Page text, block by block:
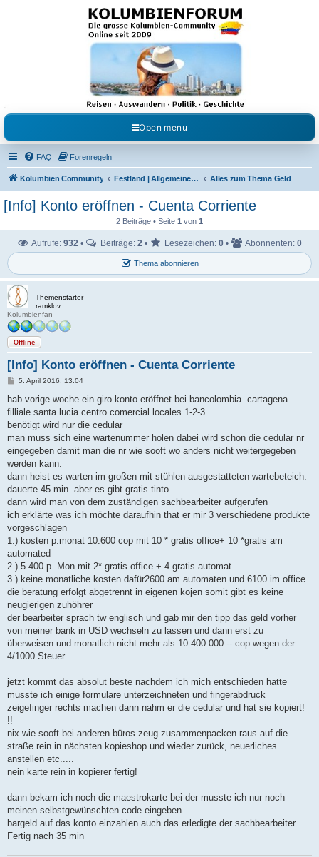
Kolumbienforum - Das
grosse Forum der
Freunde Kolumbiens
Reisen, Auswandern, Kultur, Politik, Geschichte und Visum in Kolumbien und Venezuela.
Austausch, Erfahrungen und Gemeinschaft im Kolumbienforum
Open menu
FAQ Forenregeln
Kolumbien Community Festland | Allgemeine Fragen Alles zum Thema Geld
[Info] Konto eröffnen - Cuenta Corriente
2 Beiträge • Seite 1 von 1
Thema abonnieren
Aufrufe: 932 • Beiträge: 2 • Lesezeichen: 0 • Abonnenten: 0
Themenstarter
ramklov
Kolumbienfan
Offline
[Info] Konto eröffnen - Cuenta Corriente
B
i
r
a
5. April 2016, 13:04
hab vorige woche ein giro konto eröffnet bei bancolombia. cartagena
filliale santa lucia centro comercial locales 1-2-3
benötigt wird nur die cedular
man muss sich eine wartenummer holen dabei wird schon die cedular nr
eingegeben damit man die nr wie sooft wo anders nicht weitergegeben
werden kann.
dann heist es warten im großen mit stühlen ausgestatteten wartebeteich.
dauerte 45 min. aber es gibt gratis tinto
dann wird man von dem zuständigen sachbearbeiter aufgerufen
ich erklärte was ich möchte daraufhin that er mir 3 verschiedene produkte
vorgeschlagen
1.) kosten p.monat 10.600 cop mit 10 * gratis office+ 10 *gratis am
automated
2.) 5.400 p. Mon.mit 2* gratis office + 4 gratis automat
3.) keine monatliche kosten dafür2600 am automaten und 6100 im office
die beratung erfolgt abgetrennt in eigenen kojen somit gibt es keine
neugierigen zuhöhrer
der bearbeiter sprach tw englisch und gab mir den tipp das geld vorher
von meiner bank in USD wechseln zu lassen und dann erst zu
überweisen und monatlich nicht mehr als 10.400.000.-- cop wegen der
4/1000 Steuer
jetzt kommt das absolut beste nachdem ich mich entschieden hatte
musste ich einige formulare unterzeichneten und fingerabdruck
zeigefinger rechts machen dann nahm er die cedular und hat sie kopiert!
!!
nix wie sooft bei anderen büros zeug zusammenpacken raus auf die
straße rein in nächsten kopieshop und wieder zurück, neuerliches
anstellen etc.....
nein karte rein in kopierer fertig!
dann bekam ich noch die maestrokarte bei der musste ich nur noch
meinen selbstgewünschten code eingeben.
bargeld auf das konto einzahlen auch das erledigte der sachbearbeiter
Fertig nach 35 min